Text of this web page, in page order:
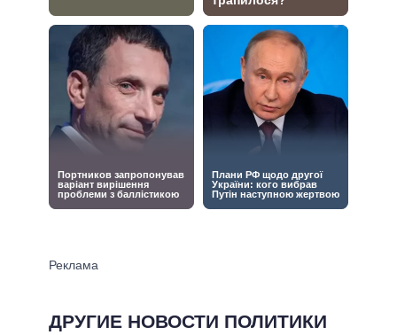
ДРУГИЕ НОВОСТИ ПОЛИТИКИ